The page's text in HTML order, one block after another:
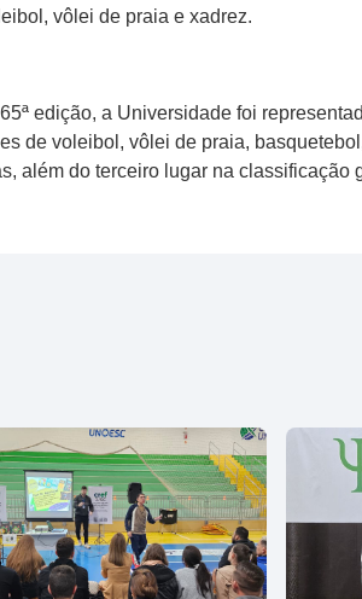
vôlei de praia e xadrez.
edição, a Universidade foi
de voleibol, vôlei de praia,
além do terceiro lugar na classificação